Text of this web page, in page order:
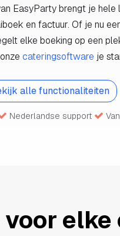
EasyParty brengt je
en factuur. Of je nu
elke boeking op een
cateringsoftware je
alle functionaliteiten
Nederlandse support